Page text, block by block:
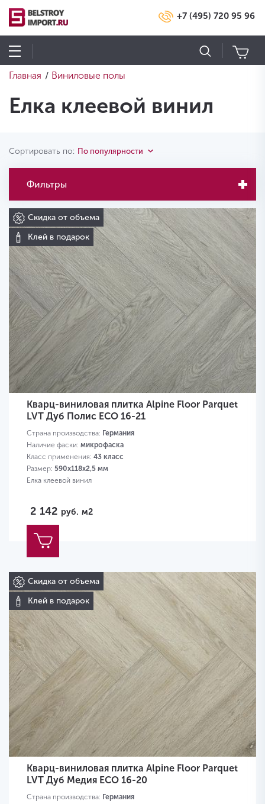
+7 (495) 720 95 96
Главная / Виниловые полы
Елка клеевой винил
Сортировать по: По популярности
Фильтры
Скидка от объема
Клей в подарок
Кварц-виниловая плитка Alpine Floor Parquet
LVT Дуб Полис ЕСО 16-21
Страна производства: Германия
Наличие фаски: микрофаска
Класс применения: 43 класс
Размер: 590х118х2,5 мм
Елка клеевой винил
2 142 руб. м2
Скидка от объема
Клей в подарок
Кварц-виниловая плитка Alpine Floor Parquet
LVT Дуб Медия ЕСО 16-20
Страна производства: Германия